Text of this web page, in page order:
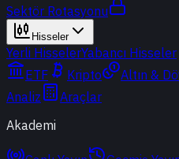
Sektör Rotasyonu
Hisseler
Yerli HisselerYabancı Hisseler
ETF
Kripto Altın &
Analiz
Araçlar
Akademi